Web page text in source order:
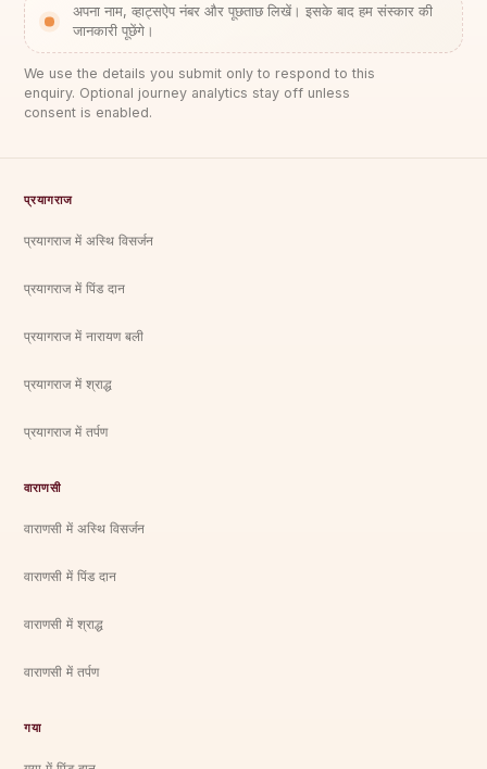
अपना नाम, व्हाट्सऐप नंबर और पूछताछ लिखें। इसके बाद हम संस्कार की
जानकारी पूछेंगे।
We use the details you submit only to respond to this
enquiry. Optional journey analytics stay off unless
consent is enabled.
प्रयागराज
प्रयागराज में अस्थि विसर्जन
प्रयागराज में पिंड दान
प्रयागराज में नारायण बली
प्रयागराज में श्राद्ध
प्रयागराज में तर्पण
वाराणसी
वाराणसी में अस्थि विसर्जन
वाराणसी में पिंड दान
वाराणसी में श्राद्ध
वाराणसी में तर्पण
गया